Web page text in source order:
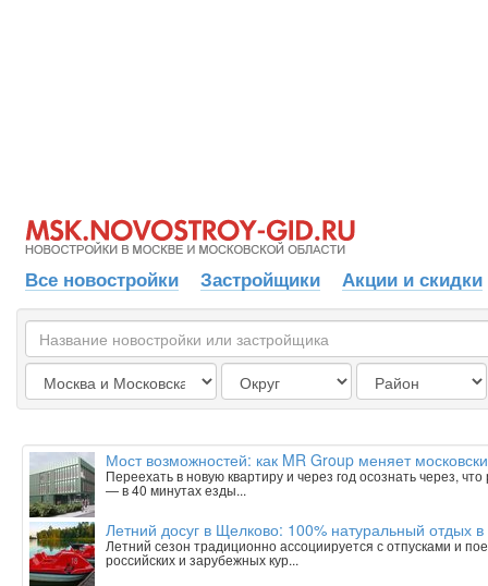
Все новостройки Застройщики Акции и скидки
Мост возможностей: как MR Group меняет
Переехать в новую квартиру и через год осознать через,
— в 40 минутах езды...
Летний досуг в Щелково: 100% натуральный отдых в
Летний сезон традиционно ассоциируется с отпусками и
российских и зарубежных кур...